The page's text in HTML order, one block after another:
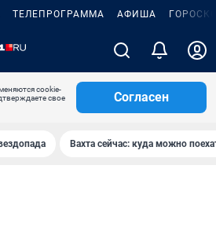
ТЕЛЕПРОГРАММА АФИША
cookie-
свое
Согласен
Вахта сейчас: куда можно